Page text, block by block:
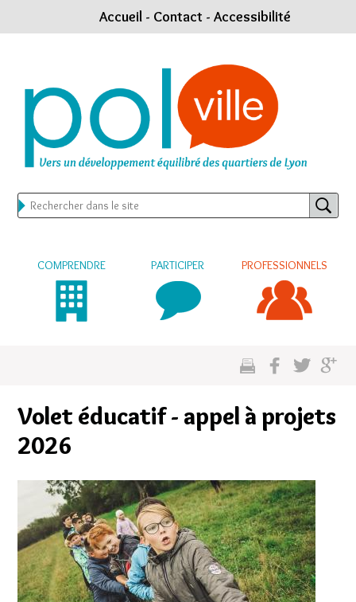
Accueil- Contact - Accessibilité
COMPRENDRE PARTICIPER PROFESSIONNELS
plus
Volet éducatif - appel à projets
2026